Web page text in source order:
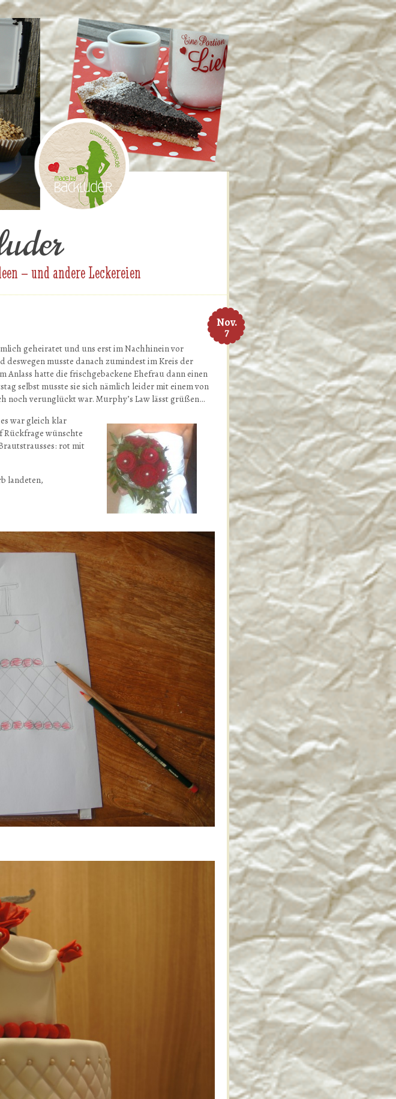
– und andere Leckereien
Nov.
7
geheiratet und uns erst im Nachhinein vor
deswegen musste danach zumindest im Kreis der
Anlass hatte die frischgebackene Ehefrau dann einen
selbst musste sie sich nämlich leider mit einem von
noch verunglückt war. Murphy’s Law lässt grüßen…
war gleich klar
Rückfrage wünschte
rot mit
landeten,